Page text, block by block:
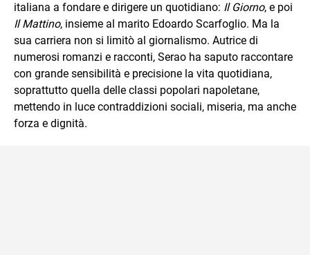
italiana a fondare e dirigere un quotidiano: Il Giorno, e poi
Il Mattino, insieme al marito Edoardo Scarfoglio. Ma la
sua carriera non si limitò al giornalismo. Autrice di
numerosi romanzi e racconti, Serao ha saputo raccontare
con grande sensibilità e precisione la vita quotidiana,
soprattutto quella delle classi popolari napoletane,
mettendo in luce contraddizioni sociali, miseria, ma anche
forza e dignità.